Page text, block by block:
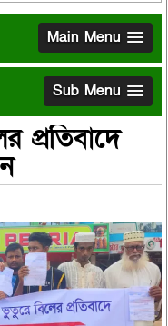
Main Menu
Sub Menu
প্রতিবাদে